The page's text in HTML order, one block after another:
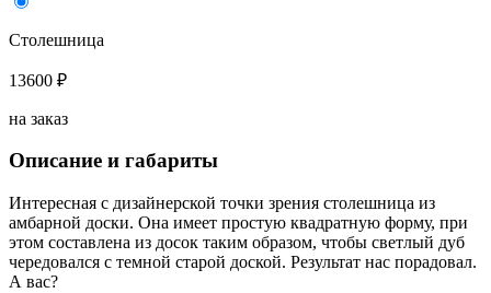
Столешница
13600 ₽
на заказ
Описание и габариты
Интересная с дизайнерской точки зрения столешница из
амбарной доски. Она имеет простую квадратную форму, при
этом составлена из досок таким образом, чтобы светлый дуб
чередовался с темной старой доской. Результат нас порадовал.
А вас?